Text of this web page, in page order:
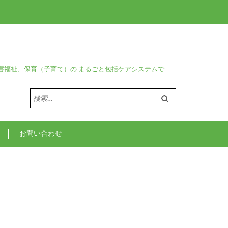
祉、保育（子育て）の まるごと包括ケアシステムで
検
索:
お問い合わせ